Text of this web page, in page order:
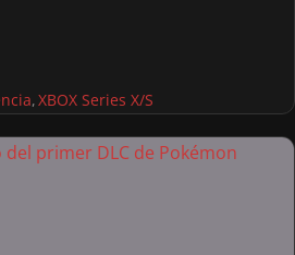
,XBOX Series X/S